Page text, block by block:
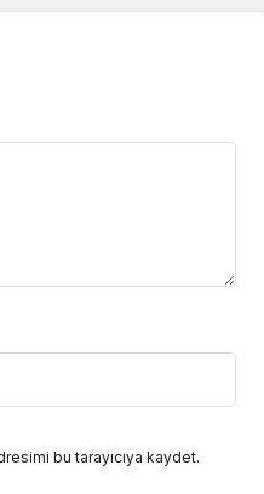
bu tarayıcıya kaydet.